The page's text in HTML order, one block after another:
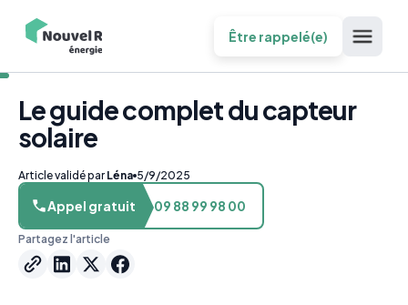
Être rappelé(e)
Le guide complet du capteur
solaire
Article validé par Léna 5/9/2025
Appel gratuit 09 88 99 98 00
Partagez l'article